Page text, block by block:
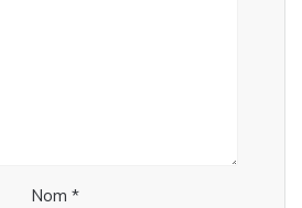
Nom *